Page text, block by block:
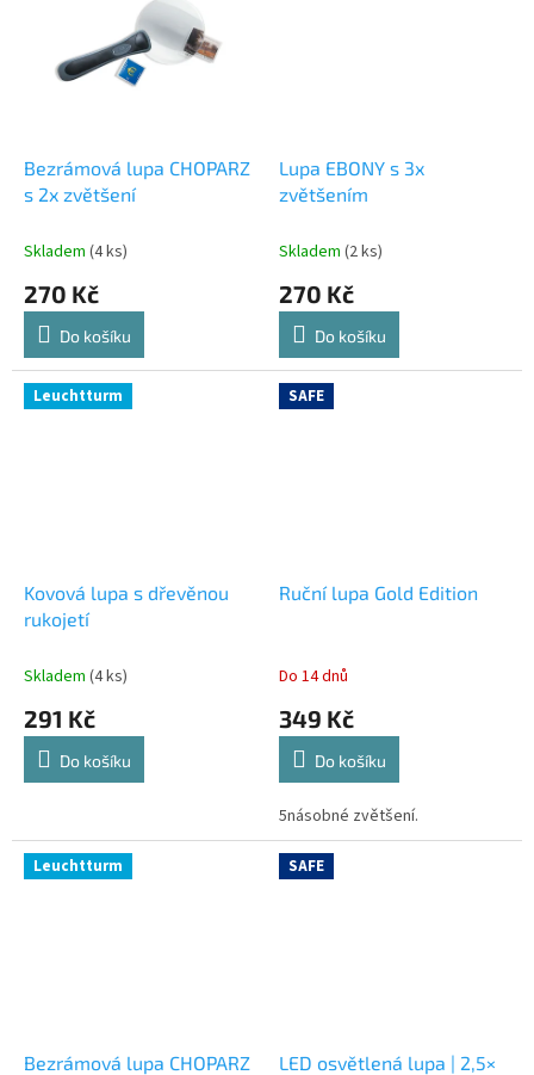
Bezrámová lupa CHOPARZ
s 2x zvětšení
Skladem (4 ks)
270 Kč
Do košíku
Lupa EBONY s 3x
zvětšením
Skladem (2 ks)
270 Kč
Do košíku
Leuchtturm
Kovová lupa s dřevěnou
rukojetí
Skladem (4 ks)
291 Kč
Do košíku
SAFE
Ruční lupa Gold Edition
Do 14 dnů
349 Kč
Do košíku
5násobné zvětšení.
Leuchtturm
Bezrámová lupa CHOPARZ
SAFE
LED osvětlená lupa | 2,5×